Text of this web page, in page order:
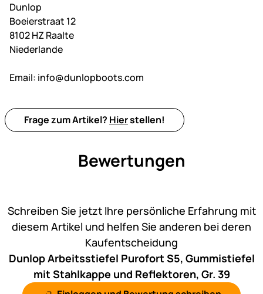
Dunlop
Boeierstraat 12
8102 HZ Raalte
Niederlande
Email: info@dunlopboots.com
Frage zum Artikel? Hierstellen!
Bewertungen
Schreiben Sie jetzt Ihre persönliche Erfahrung mit
diesem Artikel und helfen Sie anderen bei deren
Kaufentscheidung
Dunlop Arbeitsstiefel Purofort S5, Gummistiefel
mit Stahlkappe und Reflektoren, Gr. 39